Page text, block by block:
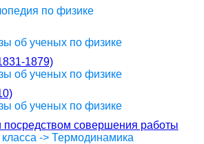
по физике
об ученых по физике
1879)
об ученых по физике
об ученых по физике
посредством совершения работы
-> Термодинамика